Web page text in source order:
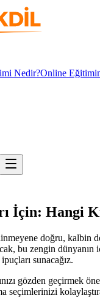
Nedir?Online
İçin: Hangi
doğru, kalbin
bu zengin
sunacağız.
gözden geçirmek
seçimlerinizi